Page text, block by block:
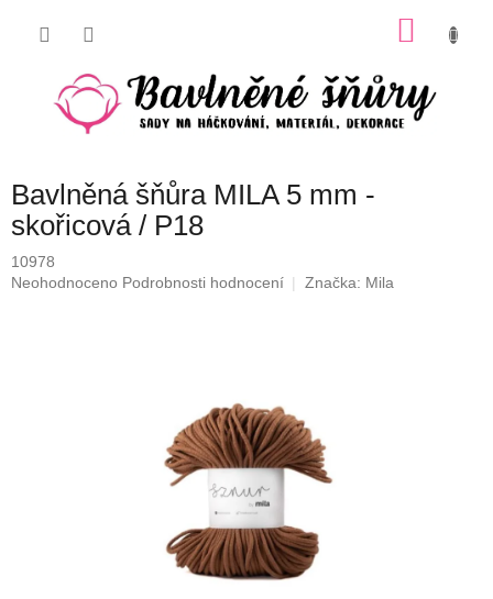
Bavlněná šňůra MILA 5 mm -
skořicová / P18
10978
Průměrné
Neohodnoceno Podrobnosti hodnocení Značka: Mila